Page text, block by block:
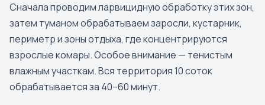
Сначала проводим ларвицидную обработку этих зон,
затем туманом обрабатываем заросли, кустарник,
периметр и зоны отдыха, где концентрируются
взрослые комары. Особое внимание — тенистым
влажным участкам. Вся территория 10 соток
обрабатывается за 40–60 минут.